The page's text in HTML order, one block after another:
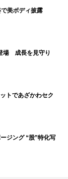
美ボディ披露
場 成長を見守り
トであざかわセク
ジング “股”特化写